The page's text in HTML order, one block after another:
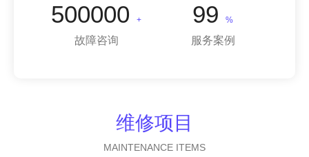
500000 +
故障咨询
99 %
服务案例
维修项目
MAINTENANCE ITEMS